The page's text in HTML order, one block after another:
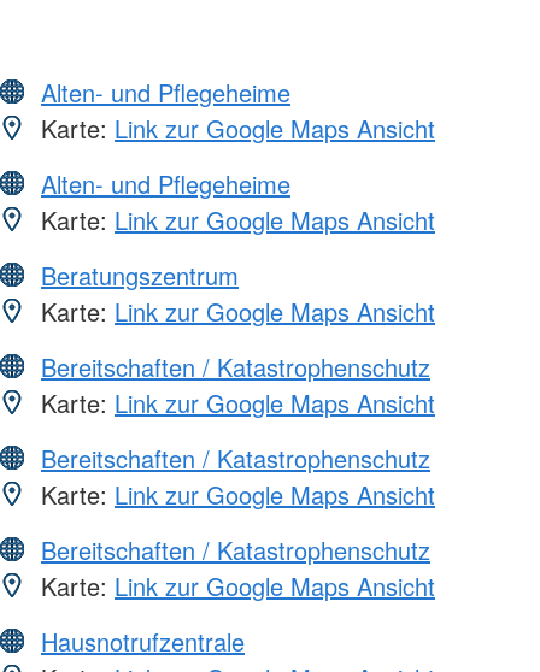
Alten- und Pflegeheime
Karte: Link zur Google Maps Ansicht
Alten- und Pflegeheime
Karte: Link zur Google Maps Ansicht
Beratungszentrum
Karte: Link zur Google Maps Ansicht
Bereitschaften / Katastrophenschutz
Karte: Link zur Google Maps Ansicht
Bereitschaften / Katastrophenschutz
Karte: Link zur Google Maps Ansicht
Bereitschaften / Katastrophenschutz
Karte: Link zur Google Maps Ansicht
Hausnotrufzentrale